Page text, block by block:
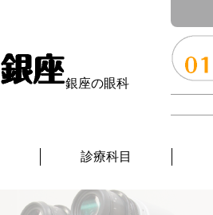
銀座の眼科
診療科目